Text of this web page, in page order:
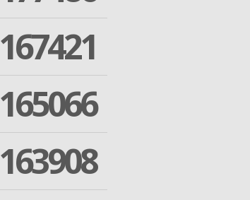
167421
165066
163908